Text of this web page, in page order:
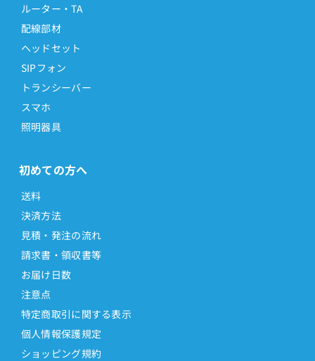
ルーター・TA
配線部材
ヘッドセット
SIPフォン
トランシーバー
スマホ
照明器具
初めての方へ
送料
決済方法
見積・発注の流れ
請求書・領収書等
お届け日数
注意点
特定商取引に関する表示
個人情報保護規定
ショッピング規約